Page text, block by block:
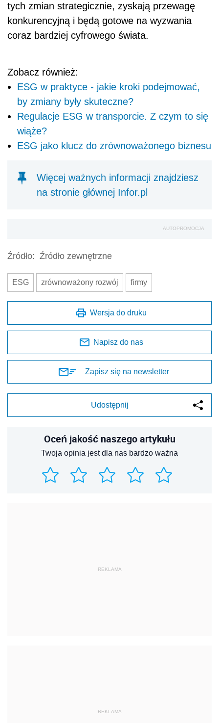
tych zmian strategicznie, zyskają przewagę
konkurencyjną i będą gotowe na wyzwania
coraz bardziej cyfrowego świata.
Zobacz również:
ESG w praktyce - jakie kroki podejmować,
by zmiany były skuteczne?
Regulacje ESG w transporcie. Z czym to się
wiąże?
ESG jako klucz do zrównoważonego biznesu
Więcej ważnych informacji znajdziesz
na stronie głównej Infor.pl
AUTOPROMOCJA
Źródło: Źródło zewnętrzne
ESG zrównoważony rozwój firmy
Wersja do druku
Napisz do nas
Zapisz się na newsletter
Udostępnij
Oceń jakość naszego artykułu
Twoja opinia jest dla nas bardzo ważna
REKLAMA
REKLAMA